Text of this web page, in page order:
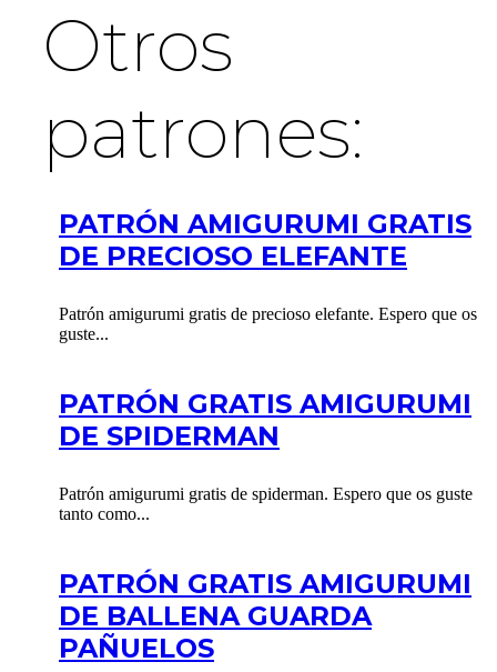
Otros
patrones:
PATRÓN AMIGURUMI GRATIS
DE PRECIOSO ELEFANTE
Patrón amigurumi gratis de precioso elefante. Espero que os
guste...
PATRÓN GRATIS AMIGURUMI
DE SPIDERMAN
Patrón amigurumi gratis de spiderman. Espero que os guste
tanto como...
PATRÓN GRATIS AMIGURUMI
DE BALLENA GUARDA
PAÑUELOS